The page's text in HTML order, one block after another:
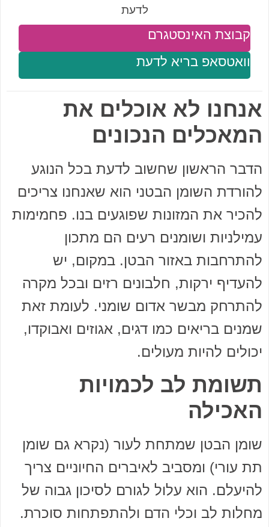
לדעת
וואטסאפ בריא לדעת
קבוצת האינסטגרם
אנחנו לא אוכלים את
המאכלים הנכונים
הדבר הראשון שחשוב לדעת בכל הנוגע
להורדת השומן הבטני הוא שאנחנו צריכים
להכיר את המזונות שפוגעים בנו. פחמימות
עמילניות ושומנים רעים הם מתכון
להתרחבות באזור הבטן. במקום, יש
להעדיף ירקות, חלבונים רזים ובכל מקרה
להתרחק מבשר אדום שומני. לעומת זאת
שמנים בריאים כמו דגים, אגוזים ואבוקדו,
יכולים להיות מעולים.
תשומת לב לכמויות
האכילה
שומן הבטן שמתחת לעור (נקרא גם שומן
תת עורי) ומסביב לאיברים החיוניים צריך
להיעלם. הוא עלול לגורם לסיכון גבוה של
מחלות לב וכלי הדם ולהתפתחות סוכרת.